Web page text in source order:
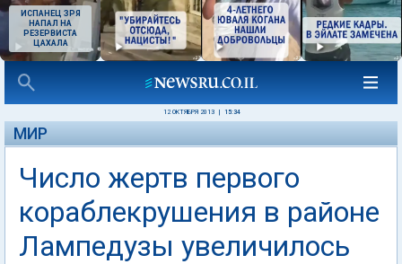
ИСПАНЕЦ ЗРЯ
НАПАЛ НА
РЕЗЕРВИСТА
ЦАХАЛА
12 ОКТЯБРЯ 2013 15:34
МИР
Число жертв первого
кораблекрушения в районе
Лампедузы увеличилось